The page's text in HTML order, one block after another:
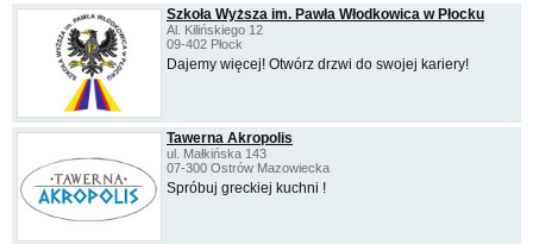
Szkoła Wyższa im. Pawła Włodkowica w Płocku
Al. Kilińskiego 12
09-402 Płock
Dajemy więcej! Otwórz drzwi do swojej kariery!
Tawerna Akropolis
ul. Małkińska 143
07-300 Ostrów Mazowiecka
Spróbuj greckiej kuchni !